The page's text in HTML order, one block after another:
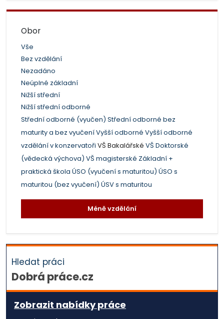
Obor
Vše
Bez vzdělání
Nezadáno
Neúplné základní
Nižší střední
Nižší střední odborné
Střední odborné (vyučen) Střední odborné bez
maturity a bez vyučeníVyšší odborné Vyšší odborné
vzdělání v konzervatoři VŠ Bakalářské VŠ Doktorské
(vědecká výchova) VŠ magisterské Základní +
praktická škola ÚSO (vyučení s maturitou) ÚSO s
maturitou (bez vyučení) ÚSV s maturitou
Méně vzdělání
Hledat práci
Dobrá práce.cz
Zobrazit nabídky práce